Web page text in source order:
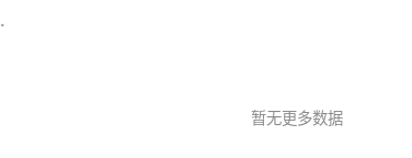
暂无更多数据